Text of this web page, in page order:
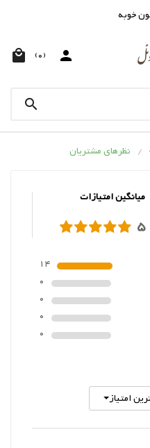
خوبه

 (0)

نظرهای مشتریان
میانگین امتیازات
5
14
0
0
0
0
امتیاز